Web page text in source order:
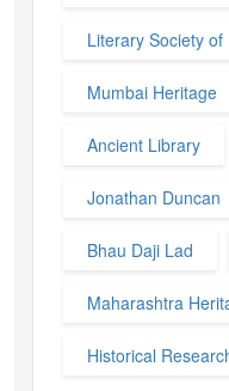
Literary Society of
Mumbai Heritage
Ancient Library
Jonathan Duncan
Bhau Daji Lad
Maharashtra
Historical